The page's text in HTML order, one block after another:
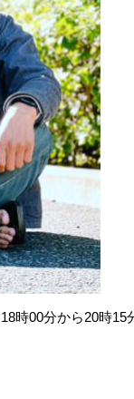
00分から20時15